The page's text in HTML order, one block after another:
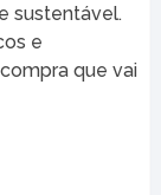
sustentável.
e
que vai